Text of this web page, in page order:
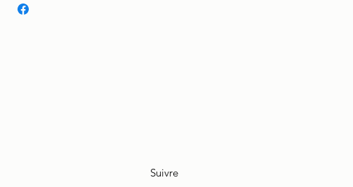
Suivre